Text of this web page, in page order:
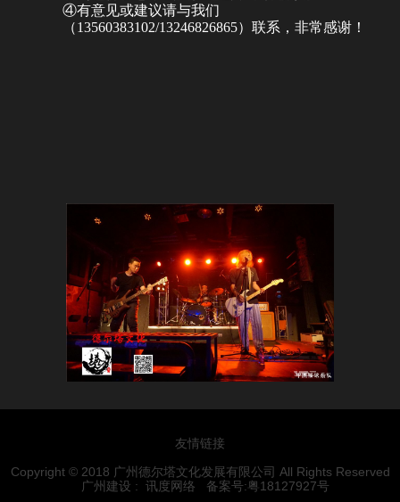
④有意见或建议请与我们
（13560383102/13246826865）联系，非常感谢！
友情链接
Copyright © 2018 广州德尔塔文化发展有限公司 All Rights Reserved
广州建设 : 讯度网络 备案号:粤18127927号